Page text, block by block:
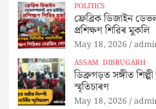
POLITICS
ফ্ৰেব্ৰিক ডিজাইন
প্ৰশিক্ষণ শিৱিৰ মুকলি
May 18, 2026
ASSAM DIBRUGARH
ডিব্ৰুগড়ত সঙ্গীত
স্মৃতিচাৰণ
May 18, 2026